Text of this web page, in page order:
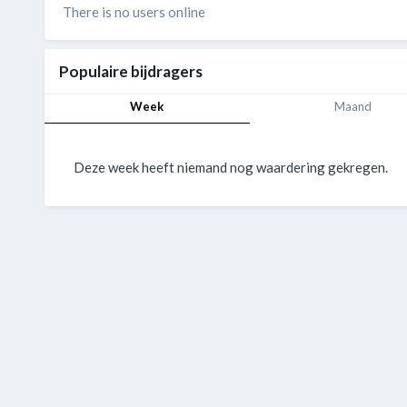
There is no users online
Populaire bijdragers
Week Maand
Deze week heeft niemand nog waardering gekregen.